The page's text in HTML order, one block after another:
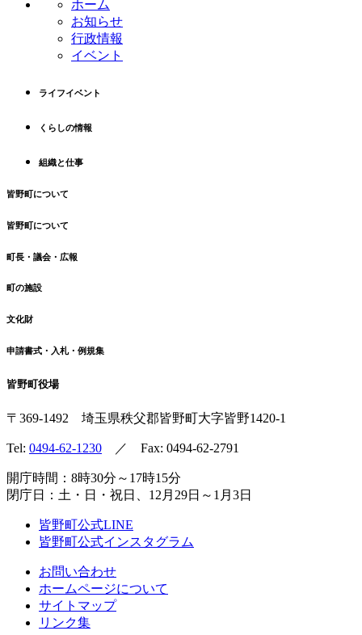
ホーム
お知らせ
行政情報
イベント
ライフイベント
くらしの情報
組織と仕事
皆野町について
皆野町について
町長・議会・広報
町の施設
文化財
申請書式・入札・例規集
皆野町役場
〒369-1492 埼玉県秩父郡皆野町大字皆野1420-1
Tel: 0494-62-1230 ／ Fax: 0494-62-2791
開庁時間：8時30分～17時15分
閉庁日：土・日・祝日、12月29日～1月3日
皆野町公式LINE
皆野町公式インスタグラム
お問い合わせ
ホームページについて
サイトマップ
リンク集